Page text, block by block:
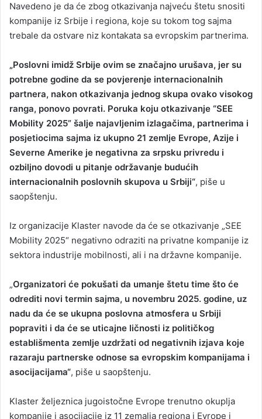
Navedeno je da će zbog otkazivanja najveću štetu snositi
kompanije iz Srbije i regiona, koje su tokom tog sajma
trebale da ostvare niz kontakata sa evropskim partnerima.
„Poslovni imidž Srbije ovim se značajno urušava, jer su
potrebne godine da se povjerenje internacionalnih
partnera, nakon otkazivanja jednog skupa ovako visokog
ranga, ponovo povrati. Poruka koju otkazivanje “SEE
Mobility 2025” šalje najavljenim izlagačima, partnerima i
posjetiocima sajma iz ukupno 21 zemlje Evrope, Azije i
Severne Amerike je negativna za srpsku privredu i
ozbiljno dovodi u pitanje održavanje budućih
internacionalnih poslovnih skupova u Srbiji“, piše u
saopštenju.
Iz organizacije Klaster navode da će se otkazivanje „SEE
Mobility 2025“ negativno odraziti na privatne kompanije iz
sektora industrije mobilnosti, ali i na državne kompanije.
„Organizatori će pokušati da umanje štetu time što će
odrediti novi termin sajma, u novembru 2025. godine, uz
nadu da će se ukupna poslovna atmosfera u Srbiji
popraviti i da će se uticajne ličnosti iz političkog
establišmenta zemlje uzdržati od negativnih izjava koje
razaraju partnerske odnose sa evropskim kompanijama i
asocijacijama“, piše u saopštenju.
Klaster željeznica jugoistočne Evrope trenutno okuplja
kompanije i asocijacije iz 11 zemalja regiona i Evrope i